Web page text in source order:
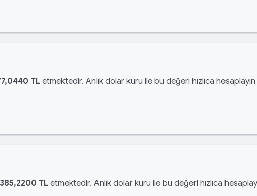
TL etmektedir. Anlık dolar kuru ile bu değeri hızlıca
TL etmektedir. Anlık dolar kuru ile bu değeri hızlıca